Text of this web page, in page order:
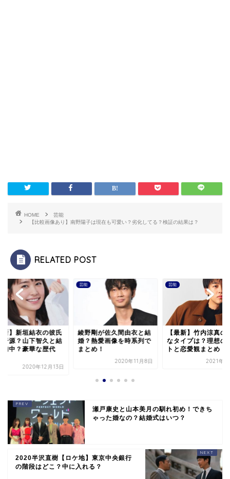
HOME
芸能
【比較画像あり】南野陽子は現在も可愛い？劣化してる？検証の結果は？
RELATED POST
剛が佐久間由衣と結
熱愛画像を時系列で
め！
芸能
【最新】竹内涼真の好き
なタイプは？理想のデー
トと恋愛観まとめ！
2021年2月3日
芸能
安室奈美恵 インス
ム現在の様子！プロ
2019年9
瀬戸康史と山本美月の馴れ初め！できち
ゃった婚なの？結婚式はいつ？
2020半沢直樹【ロケ地】東京中央銀行
の階段はどこ？中に入れる？